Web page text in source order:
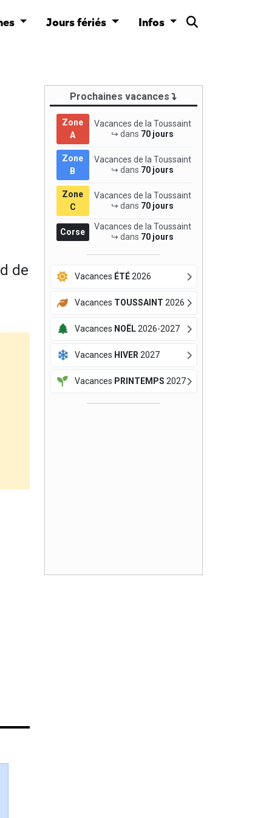
Jours fériés Infos
de
Prochaines vacances
Zone
A
Vacances de la Toussaint
↪ dans 70 jours
Zone
B
Vacances de la Toussaint
↪ dans 70 jours
Zone
C
Vacances de la Toussaint
↪ dans 70 jours
Corse
Vacances de la Toussaint
↪ dans 70 jours
Vacances ÉTÉ2026
Vacances TOUSSAINT 2026
Vacances NOËL2026-2027
Vacances HIVER 2027
Vacances PRINTEMPS 2027